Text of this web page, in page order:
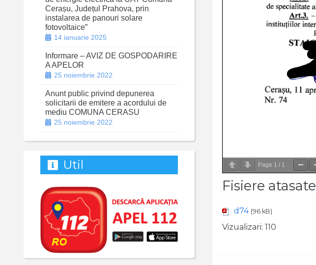
Page 1 / 1
Fisiere atasate
d74 (96 kB)
Vizualizari: 110
Cerașu, Județul Prahova, prin
instalarea de panouri solare
fotovoltaice”
14 ianuarie 2025
Informare – AVIZ DE GOSPODARIRE
A APELOR
25 noiembrie 2022
Anunt public privind depunerea
solicitarii de emitere a acordului de
mediu COMUNA CERASU
25 noiembrie 2022
Util